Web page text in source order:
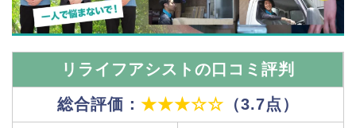
リライフアシストの口コミ評判
総合評価： ★★★☆☆ （3.7点）